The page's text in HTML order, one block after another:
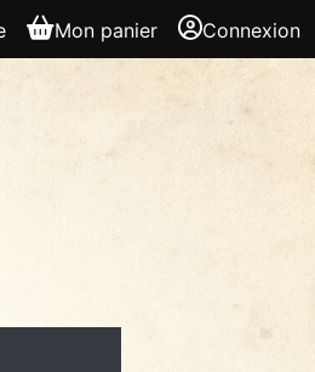
Mon panier Connexion